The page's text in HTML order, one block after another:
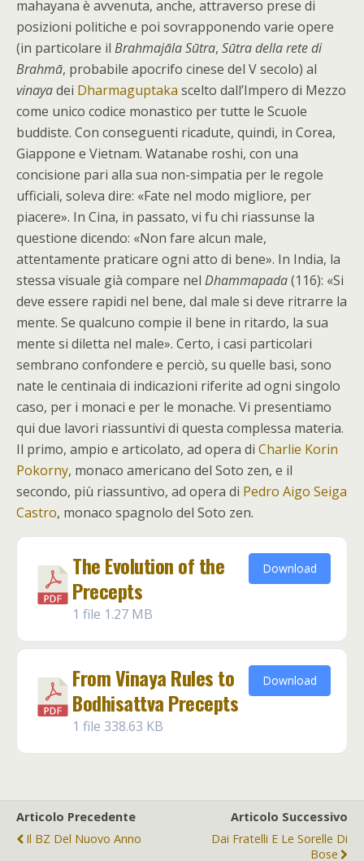
mahayana è avvenuta, anche, attraverso prese di
posizioni politiche e poi sovrapponendo varie opere
(in particolare il Brahmajāla Sūtra, Sūtra della rete di
Brahmā, probabile apocrifo cinese del V secolo) al
vinayadei Dharmaguptaka scelto dall’Impero di Mezzo
come unico codice monastico per tutte le Scuole
buddiste. Con conseguenti ricadute, quindi, in Corea,
Giappone e Vietnam. Watanabe roshi, con una
concisione pari alla sua non-simpatia per le regole
ufficiali, soleva dire: «Fate nel modo migliore, per
piacere». In Cina, in passato, vi fu chi riassunse la
questione dicendo: «Non fare alcun male,
attentamente praticare ogni atto di bene». In India, la
stessa visuale già compare nel Dhammapada(116): «Si
deve essere rapidi nel bene, dal male si deve ritrarre la
mente. Se qualcuno compie il bene in ritardo, la sua
mente si diletta nel male». Certo, i casi particolari
sembrano confondere e perciò, su quelle basi, sono
nate le centinaia di indicazioni riferite ad ogni singolo
caso, per i monaci e per le monache. Vi presentiamo
qui due lavori riassuntivi di questa complessa materia.
Il primo, ampio e articolato, ad opera di Charlie Korin
Pokorny, monaco americano del Soto zen, e il
secondo, più riassuntivo, ad opera di Pedro Aigo Seiga
Castro, monaco spagnolo del Soto zen.
The Evolution of the
Precepts
1 file 1.27 MB
Download
From Vinaya Rules to
Bodhisattva Precepts
1 file 338.63 KB
Download
Articolo Precedente
Il BZ Del Nuovo Anno
Articolo Successivo
Dai Fratelli E Le Sorelle Di
Bose